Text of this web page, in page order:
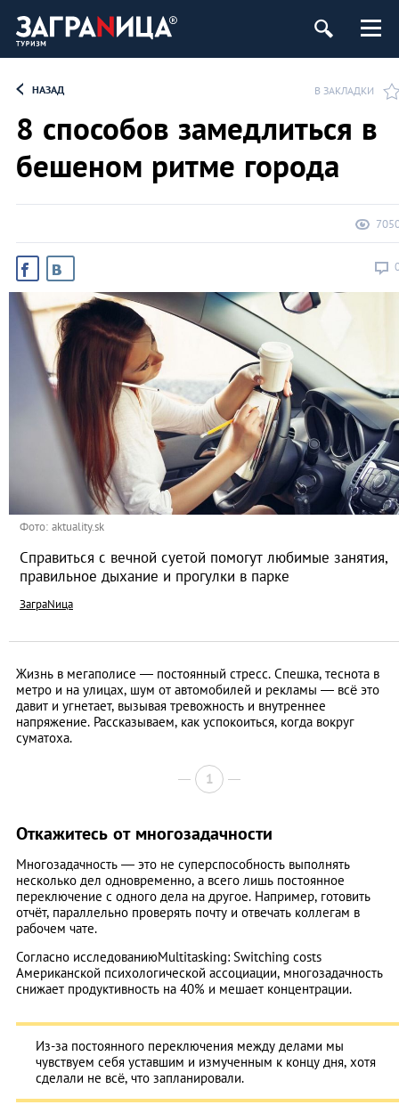
НАЗАД В ЗАКЛАДКИ
8 способов замедлиться в
бешеном ритме города
Фото: aktuality.sk
Справиться с вечной суетой помогут любимые занятия,
правильное дыхание и прогулки в парке
ЗаграNица
Жизнь в мегаполисе — постоянный стресс. Спешка, теснота в
метро и на улицах, шум от автомобилей и рекламы — всё это
давит и угнетает, вызывая тревожность и внутреннее
напряжение. Рассказываем, как успокоиться, когда вокруг
суматоха.
1
Откажитесь от многозадачности
Многозадачность — это не суперспособность выполнять
несколько дел одновременно, а всего лишь постоянное
переключение с одного дела на другое. Например, готовить
отчёт, параллельно проверять почту и отвечать коллегам в
рабочем чате.
Согласно исследованиюMultitasking: Switching costs
Американской психологической ассоциации, многозадачность
снижает продуктивность на 40% и мешает концентрации.
Из-за постоянного переключения между делами мы
чувствуем себя уставшим и измученным к концу дня, хотя
сделали не всё, что запланировали.